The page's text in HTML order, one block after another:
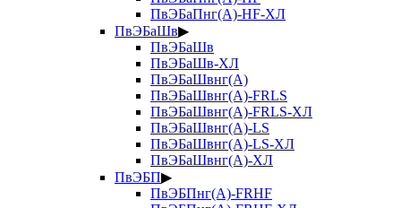
ПвЭБаПнг(А)-HF-ХЛ
ПвЭБаШв▶
ПвЭБаШв
ПвЭБаШв-ХЛ
ПвЭБаШвнг(А)
ПвЭБаШвнг(А)-FRLS
ПвЭБаШвнг(А)-FRLS-ХЛ
ПвЭБаШвнг(А)-LS
ПвЭБаШвнг(А)-LS-ХЛ
ПвЭБаШвнг(А)-ХЛ
ПвЭБП▶
ПвЭБПнг(А)-FRHF